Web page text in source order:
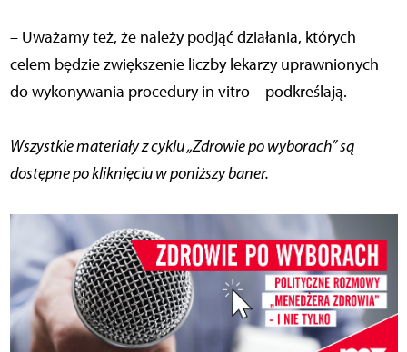
– Uważamy też, że należy podjąć działania, których
celem będzie zwiększenie liczby lekarzy uprawnionych
do wykonywania procedury in vitro – podkreślają.
Wszystkie materiały z cyklu „Zdrowie po wyborach” są
dostępne po kliknięciu w poniższy baner.